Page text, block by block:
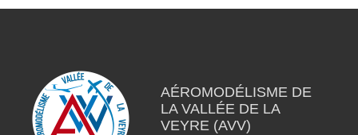
AÉROMODÉLISME DE
LA VALLÉE DE LA
VEYRE (AVV)